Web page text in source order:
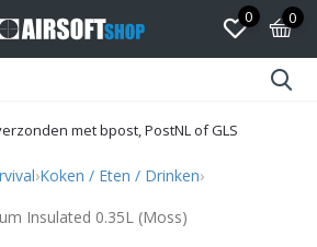
0 0
met bpost, PostNL of GLS
›Koken / Eten / Drinken›
Insulated 0.35L (Moss)